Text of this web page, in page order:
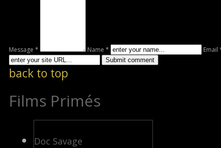
Message * Name * Email
back to top
Films Primés
Doc Savage